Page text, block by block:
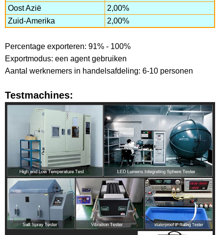
Oost Azië
2,00%
Zuid-Amerika
2,00%
Percentage exporteren: 91% - 100%
Exportmodus: een agent gebruiken
Aantal werknemers in handelsafdeling: 6-10 personen
Testmachines: